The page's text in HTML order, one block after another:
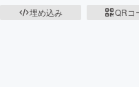
埋め込み
QRコ